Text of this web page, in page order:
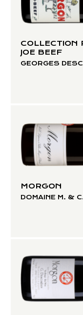
COLLECTION
JOE BEEF
GEORGES
MORGON
DOMAINE M. &